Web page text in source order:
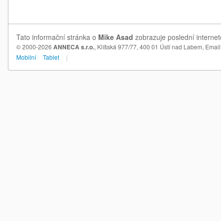
Tato informační stránka o Mike Asad zobrazuje poslední
© 2000-2026 ANNECA s.r.o., Klíšská 977/77, 400 01 Ústí nad Labem,
Mobilní
Tablet |